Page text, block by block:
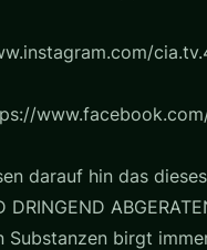
darauf hin das
birgt